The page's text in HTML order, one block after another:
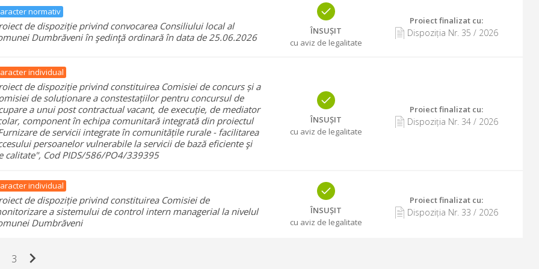
normativ
de dispoziție privind convocarea Consiliului local al
Dumbrăveni în şedinţă ordinară în data de 25.06.2026
ÎNSUȘIT
cu aviz de legalitate
Proiect finalizat cu:
Dispoziția Nr. 35 / 2026
individual
de dispoziție privind constituirea Comisiei de concurs și a
de soluționare a constestațiilor pentru concursul de
a unui post contractual vacant, de execuție, de mediator
component în echipa comunitară integrată din proiectul
de servicii integrate în comunitățile rurale - facilitarea
persoanelor vulnerabile la servicii de bază eficiente şi
calitate", Cod PIDS/586/PO4/339395
ÎNSUȘIT
cu aviz de legalitate
Proiect finalizat cu:
Dispoziția Nr. 34/ 2026
individual
de dispoziție privind constituirea Comisiei de
a sistemului de control intern managerial la nivelul
Dumbrăveni
ÎNSUȘIT
cu aviz de legalitate
Proiect finalizat cu:
Dispoziția Nr. 33 / 2026
3 chevron_right